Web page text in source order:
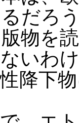
だろ
物を
いわ
降下